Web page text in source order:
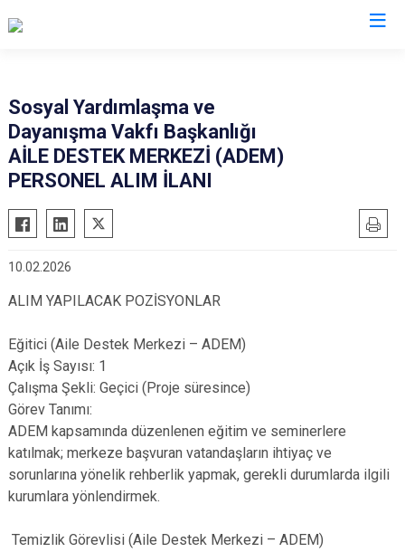
Ahmetli
Akhisar
Demirci
Kırkağaç
Köprübaşı
Kula
Salihli
Sarıgöl
Şehzadeler
Yunusemre
Sosyal Yardımlaşma ve
Dayanışma Vakfı Başkanlığı ​
AİLE DESTEK MERKEZİ (ADEM)
PERSONEL ALIM İLANI
10.02.2026
ALIM YAPILACAK POZİSYONLAR
Eğitici (Aile Destek Merkezi – ADEM)
Açık İş Sayısı: 1
Çalışma Şekli: Geçici (Proje süresince)
Görev Tanımı:
ADEM kapsamında düzenlenen eğitim ve seminerlere
katılmak; merkeze başvuran vatandaşların ihtiyaç ve
sorunlarına yönelik rehberlik yapmak, gerekli durumlarda ilgili
kurumlara yönlendirmek.
Temizlik Görevlisi (Aile Destek Merkezi – ADEM)